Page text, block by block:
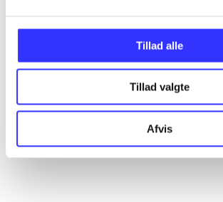
Tillad alle
Tillad valgte
Afvis
...